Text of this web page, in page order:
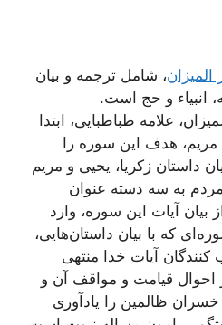
، شامل ترجمه و بیان
انبیاء و حج است.
علامه طباطبایی، ابتدا
مریم، هدف این سوره را
داستان زكريا، يحيى و مريم
به سه دسته عنوان
بیان آیات این سوره، وارد
که با بیان داستان‌هایی،
آيات خدا منتهى
احوال قيامت و مواقف آن و
ظالمين را یادآوری